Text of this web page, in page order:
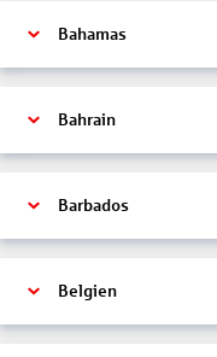
Bahamas
Bahrain
Barbados
Belgien